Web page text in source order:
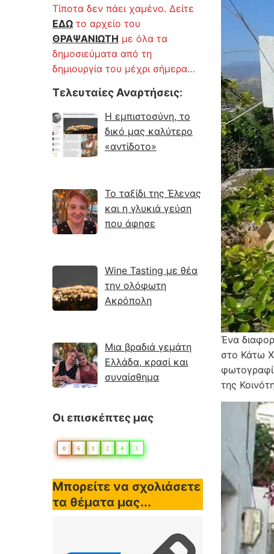
Τίποτα δεν πάει χαμένο. Δείτε
ΕΔΩ το αρχείο του
ΘΡΑΨΑΝΙΩΤΗ με όλα τα
δημοσιεύματα από τη
δημιουργία του μέχρι σήμερα…
Τελευταίες Αναρτήσεις:
Η εμπιστοσύνη, το
δικό μας καλύτερο
«αντίδοτο»
Το ταξίδι της Έλενας
και η γλυκιά γεύση
που άφησε
Wine Tasting με θέα
την ολόφωτη
Ακρόπολη
Μια βραδιά γεμάτη
Ελλάδα, κρασί και
συναίσθημα
Οι επισκέπτες μας
0 6 1 2 4 3
Μπορείτε να σχολιάσετε
τα θέματα μας...
Ένα
στο Κάτω
της